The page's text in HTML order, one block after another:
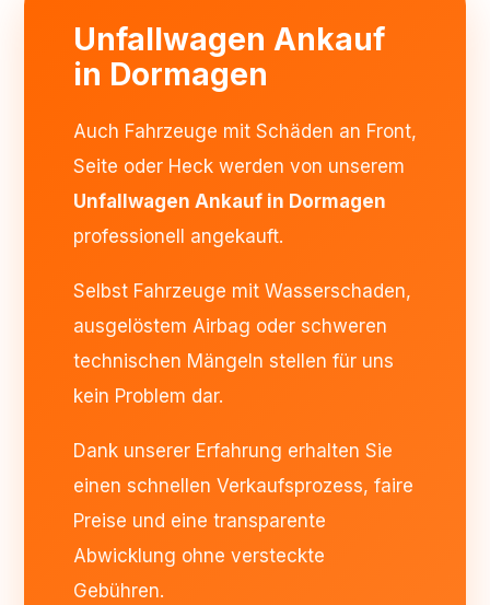
Unfallwagen Ankauf
in Dormagen
Auch Fahrzeuge mit Schäden an Front,
Seite oder Heck werden von unserem
Unfallwagen Ankauf in Dormagen
professionell angekauft.
Selbst Fahrzeuge mit Wasserschaden,
ausgelöstem Airbag oder schweren
technischen Mängeln stellen für uns
kein Problem dar.
Dank unserer Erfahrung erhalten Sie
einen schnellen Verkaufsprozess, faire
Preise und eine transparente
Abwicklung ohne versteckte
Gebühren.